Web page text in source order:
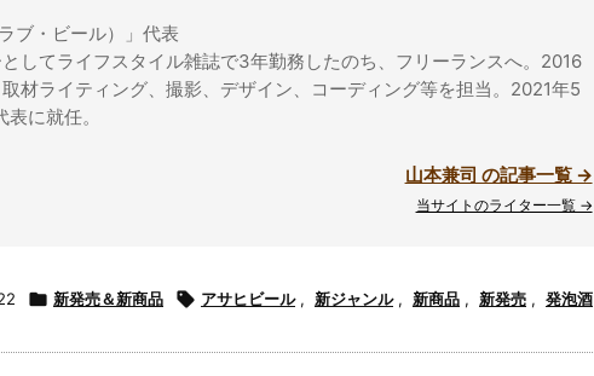
ブ・ビール）」代表
してライフスタイル雑誌で3年勤務したのち、フリーランスへ。2016
材ライティング、撮影、デザイン、コーディング等を担当。2021年5
に就任。
山本兼司 の記事一覧 →
当サイトのライター一覧 →
 新発売＆新商品  アサヒビール , 新ジャンル , 新商品 , 新発売 , 発泡酒